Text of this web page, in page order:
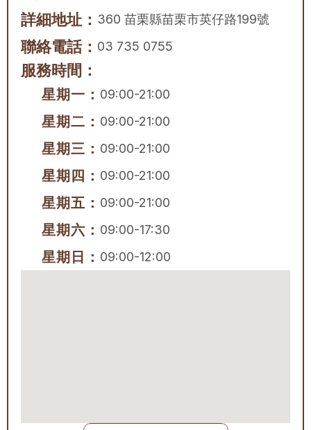
詳細地址： 360 苗栗縣苗栗市英仔路199號
聯絡電話： 03 735 0755
服務時間：
星期一： 09:00-21:00
星期二： 09:00-21:00
星期三： 09:00-21:00
星期四： 09:00-21:00
星期五： 09:00-21:00
星期六： 09:00-17:30
星期日： 09:00-12:00